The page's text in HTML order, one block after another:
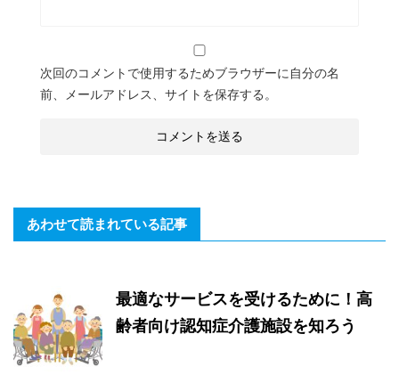
次回のコメントで使用するためブラウザーに自分の名
前、メールアドレス、サイトを保存する。
あわせて読まれている記事
最適なサービスを受けるために！高
齢者向け認知症介護施設を知ろう